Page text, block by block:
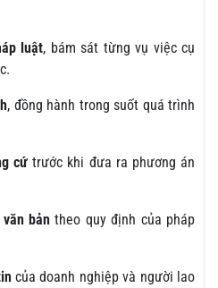
luật, bám sát từng vụ việc cụ
, đồng hành trong suốt quá trình
cứ trước khi đưa ra phương án
bản theo quy định của pháp
của doanh nghiệp và người lao